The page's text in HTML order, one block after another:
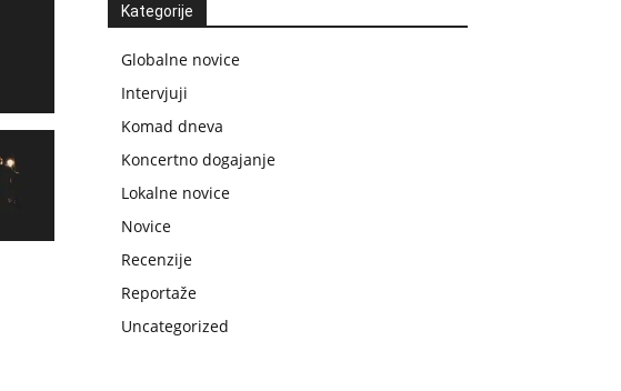
Kategorije
Globalne novice
Intervjuji
Komad dneva
Koncertno dogajanje
Lokalne novice
Novice
Recenzije
Reportaže
Uncategorized